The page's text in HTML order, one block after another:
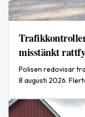
misstänkt
Polisen redovisar
8 augusti 2026.